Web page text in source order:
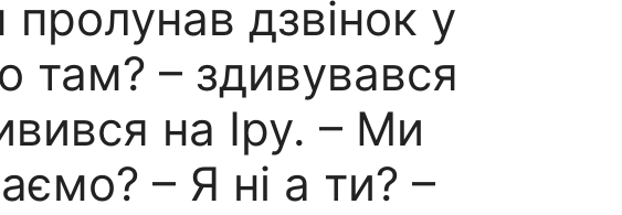
дзвінок у
там? – здивувався
на Іру. – Ми
– Я ні а ти? –